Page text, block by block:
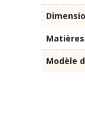
Matières
Modèle